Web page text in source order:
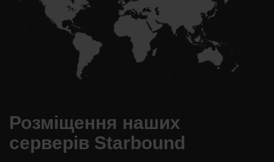
Розміщення наших
серверів Starbound